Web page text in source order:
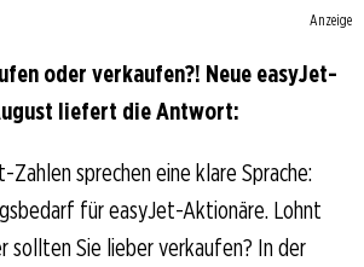
Anzeige
oder verkaufen?! Neue easyJet-
liefert die Antwort:
Zahlen sprechen eine klare Sprache:
für easyJet-Aktionäre. Lohnt
sollten Sie lieber verkaufen? In der